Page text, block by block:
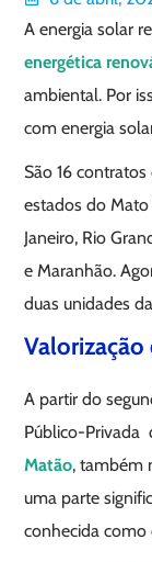
A energia solar
energética
ambiental. Por
com energia
São 16
estados do
Janeiro, Rio
e Maranhão.
duas unidades
A partir do
Público-Privada
Matão, também
uma parte
conhecida como